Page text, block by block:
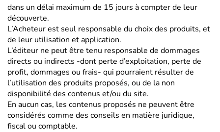
dans un délai maximum de 15 jours à compter de leur
découverte.
L’Acheteur est seul responsable du choix des produits, et
de leur utilisation et application.
L’éditeur ne peut être tenu responsable de dommages
directs ou indirects -dont perte d’exploitation, perte de
profit, dommages ou frais- qui pourraient résulter de
l’utilisation des produits proposés, ou de la non
disponibilité des contenus et/ou du site.
En aucun cas, les contenus proposés ne peuvent être
considérés comme des conseils en matière juridique,
fiscal ou comptable.